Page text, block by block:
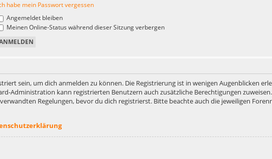
habe mein Passwort vergessen
Angemeldet bleiben
Meinen Online-Status während dieser Sitzung verbergen
sein, um dich anmelden zu können. Die Registrierung ist in wenigen Augenblicken
Administration kann registrierten Benutzern auch zusätzliche Berechtigungen
Regelungen, bevor du dich registrierst. Bitte beachte auch die jeweiligen